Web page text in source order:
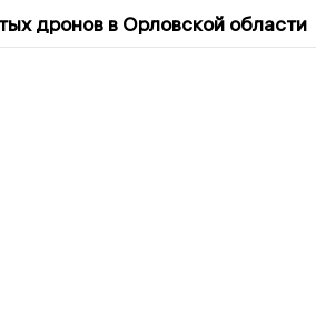
дронов в Орловской области